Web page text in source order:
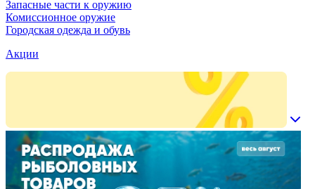
Запасные части к оружию
Комиссионное оружие
Городская одежда и обувь
Акции